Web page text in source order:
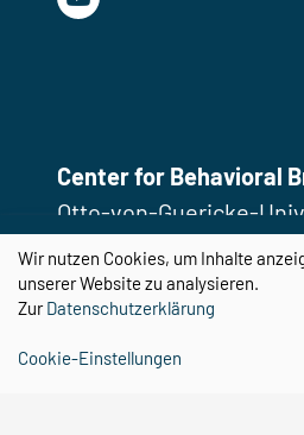
Center for Behavioral
Otto-von-Guericke-
Magdeburg
Universitätsplatz 2
39106 Magdeburg
Wir nutzen Cookies, um Inhalte
unserer Website zu analysieren.
ZurDatenschutzerklärung
Cookie-Einstellungen